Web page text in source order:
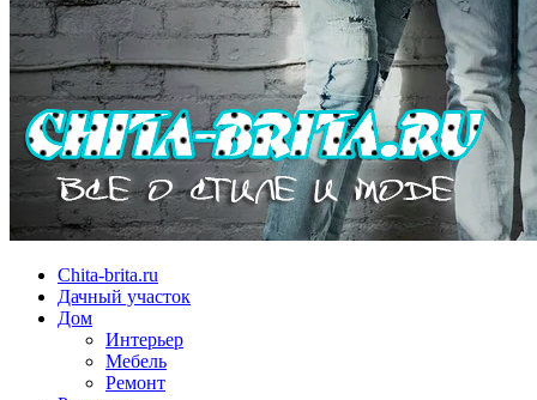
Chita-brita.ru
Дачный участок
Дом
Интерьер
Мебель
Ремонт